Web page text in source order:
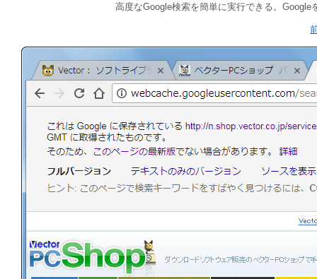
高度なGoogle検索を簡単に実行できる。